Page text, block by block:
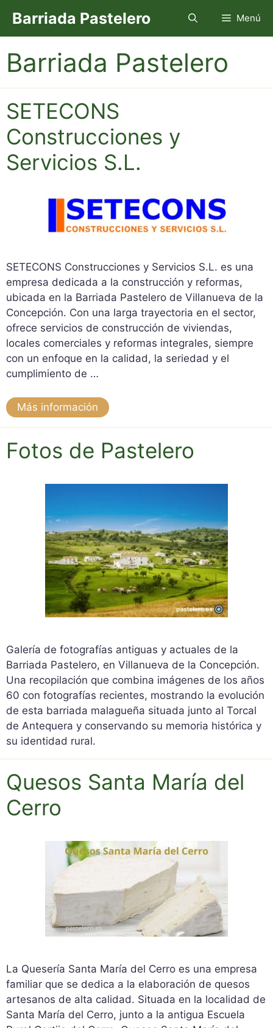
contenido
Barriada Pastelero Menú
Barriada Pastelero
SETECONS
Construcciones y
Servicios S.L.
SETECONS Construcciones y Servicios S.L. es una
empresa dedicada a la construcción y reformas,
ubicada en la Barriada Pastelero de Villanueva de la
Concepción. Con una larga trayectoria en el sector,
ofrece servicios de construcción de viviendas,
locales comerciales y reformas integrales, siempre
con un enfoque en la calidad, la seriedad y el
cumplimiento de …
Más información
Fotos de Pastelero
Galería de fotografías antiguas y actuales de la
Barriada Pastelero, en Villanueva de la Concepción.
Una recopilación que combina imágenes de los años
60 con fotografías recientes, mostrando la evolución
de esta barriada malagueña situada junto al Torcal
de Antequera y conservando su memoria histórica y
su identidad rural.
Quesos Santa María del
Cerro
La Quesería Santa María del Cerro es una empresa
familiar que se dedica a la elaboración de quesos
artesanos de alta calidad. Situada en la localidad de
Santa María del Cerro, junto a la antigua Escuela